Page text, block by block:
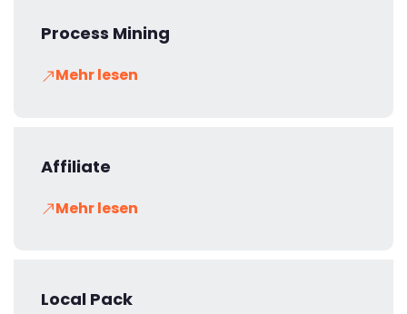
Process Mining
Mehr lesen
Affiliate
Mehr lesen
Local Pack